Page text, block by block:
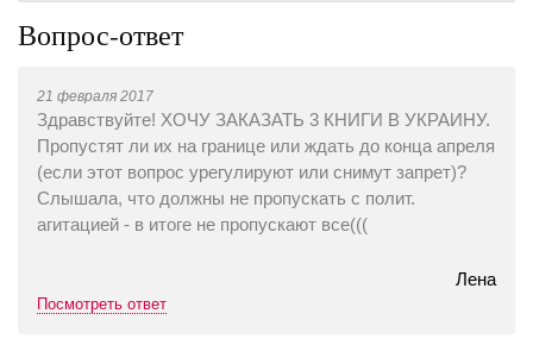
Вопрос-ответ
21 февраля 2017
Здравствуйте! ХОЧУ ЗАКАЗАТЬ 3 КНИГИ В УКРАИНУ.
Пропустят ли их на границе или ждать до конца апреля
(если этот вопрос урегулируют или снимут запрет)?
Слышала, что должны не пропускать с полит.
агитацией - в итоге не пропускают все(((
Лена
Посмотреть ответ